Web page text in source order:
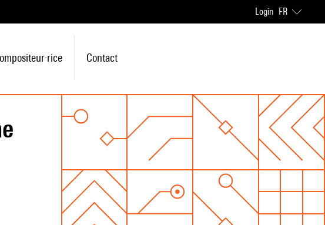
Login FR
Contact